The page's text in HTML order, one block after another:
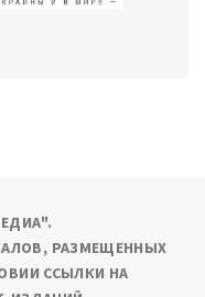
РАЗМЕЩЕННЫХ
ССЫЛКИ НА